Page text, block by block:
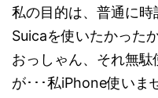
私の目的は、普通に時
Suicaを使いたかった
おっしゃん、それ無
が･･･私iPhone使いま